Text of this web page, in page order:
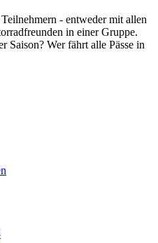
- entweder mit allen
in einer Gruppe.
Saison? Wer fährt alle Pässe in